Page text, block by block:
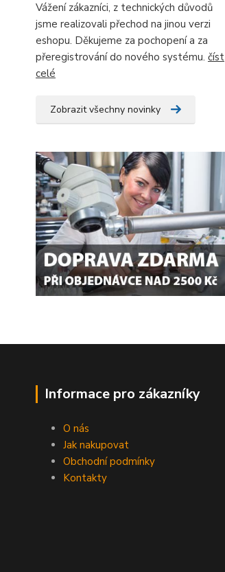
Vážení zákazníci, z technických důvodů
jsme realizovali přechod na jinou verzi
eshopu. Děkujeme za pochopení a za
přeregistrování do nového systému. číst
celé
Zobrazit všechny novinky
Informace pro zákazníky
O nás
Jak nakupovat
Obchodní podmínky
Kontakty